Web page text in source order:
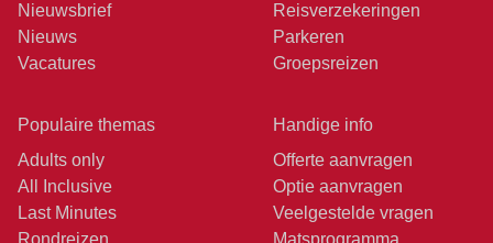
Nieuwsbrief
Nieuws
Vacatures
Reisverzekeringen
Parkeren
Groepsreizen
Populaire themas
Adults only
All Inclusive
Last Minutes
Rondreizen
Handige info
Offerte aanvragen
Optie aanvragen
Veelgestelde vragen
Matsprogramma